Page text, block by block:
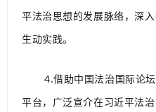
平法治思想的发展脉络，深
生动实践。
4.借助中国法治国际论
平台，广泛宣介在习近平法